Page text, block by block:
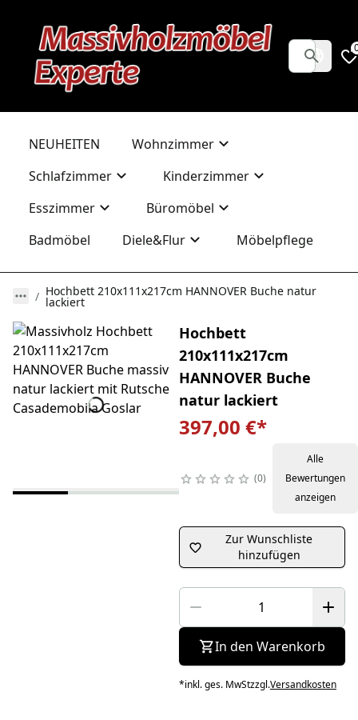
NEUHEITEN
Wohnzimmer
Schlafzimmer
Kinderzimmer
Esszimmer
Büromöbel
Badmöbel
Diele&Flur Möbelpflege
Hochbett 210x111x217cm HANNOVER Buche natur
lackiert
Hochbett
210x111x217cm
HANNOVER Buche
natur lackiert
397,00 €*
0
Alle
Bewertungen
anzeigen
Zur Wunschliste
hinzufügen
In den Warenkorb
*inkl. ges. MwStzzgl.Versandkosten